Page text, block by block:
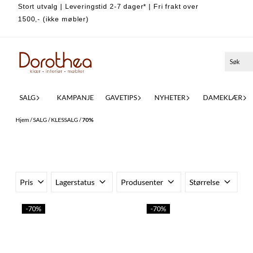
Hopp til innhold
Stort utvalg Leveringstid 2-7 dager*
Fri frakt over
1500,- (ikke møbler)
SALG KAMPANJE GAVETIPS NYHETER DAMEKLÆR
Hjem/SALG /KLESSALG /70%
Pris Lagerstatus Produsenter Størrelse
-70% -70%